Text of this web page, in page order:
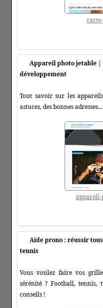
Appareil photo jetable
développement
Tout savoir sur les
astuces, des bonnes
Aide prono : réussir
tennis
Vous voulez faire vos
sérénité ? Football, tennis,
conseils !